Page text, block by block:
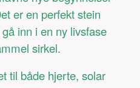
er en perfekt stein
inn i en ny livsfase
sirkel.
til både hjerte, solar